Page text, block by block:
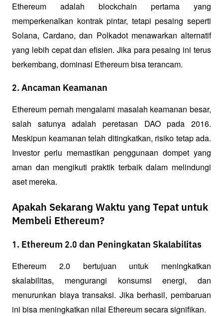
Ethereum adalah blockchain pertama yang
memperkenalkan kontrak pintar, tetapi pesaing seperti
Solana, Cardano, dan Polkadot menawarkan alternatif
yang lebih cepat dan efisien. Jika para pesaing ini terus
berkembang, dominasi Ethereum bisa terancam.
2. Ancaman Keamanan
Ethereum pernah mengalami masalah keamanan besar,
salah satunya adalah peretasan DAO pada 2016.
Meskipun keamanan telah ditingkatkan, risiko tetap ada.
Investor perlu memastikan penggunaan dompet yang
aman dan mengikuti praktik terbaik dalam melindungi
aset mereka.
Apakah Sekarang Waktu yang Tepat untuk
Membeli Ethereum?
1. Ethereum 2.0 dan Peningkatan Skalabilitas
Ethereum 2.0 bertujuan untuk meningkatkan
skalabilitas, mengurangi konsumsi energi, dan
menurunkan biaya transaksi. Jika berhasil, pembaruan
ini bisa meningkatkan nilai Ethereum secara signifikan.